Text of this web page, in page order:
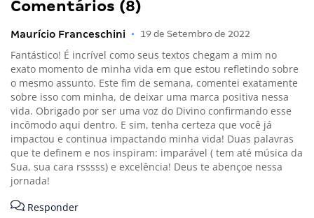
Comentários (8)
Maurício Franceschini • 19 de Setembro de 2022
Fantástico! É incrível como seus textos chegam a mim no
exato momento de minha vida em que estou refletindo sobre
o mesmo assunto. Este fim de semana, comentei exatamente
sobre isso com minha, de deixar uma marca positiva nessa
vida. Obrigado por ser uma voz do Divino confirmando esse
incômodo aqui dentro. E sim, tenha certeza que você já
impactou e continua impactando minha vida! Duas palavras
que te definem e nos inspiram: imparável ( tem até música da
Sua, sua cara rsssss) e excelência! Deus te abençoe nessa
jornada!
Responder